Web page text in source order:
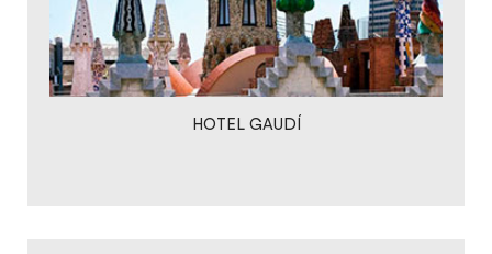
HOTEL GAUDÍ